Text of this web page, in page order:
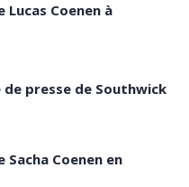
Lucas Coenen à
de presse de Southwick
Sacha Coenen en